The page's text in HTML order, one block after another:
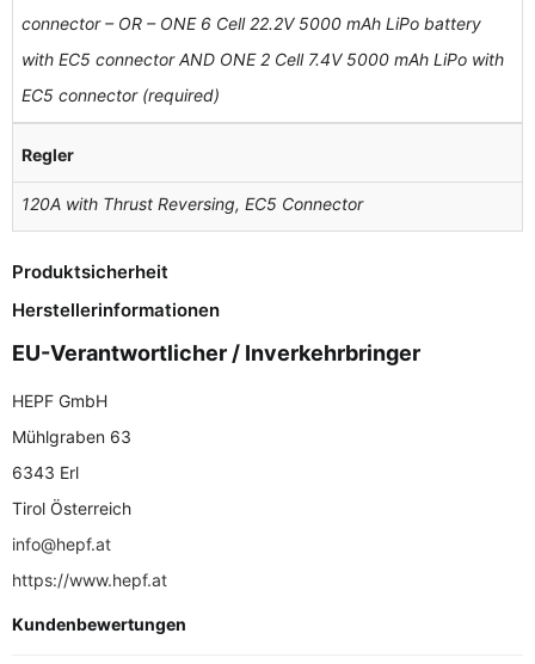
connector – OR – ONE 6 Cell 22.2V 5000 mAh LiPo battery
with EC5 connector AND ONE 2 Cell 7.4V 5000 mAh LiPo with
EC5 connector (required)
Regler
120A with Thrust Reversing, EC5 Connector
Produktsicherheit
Herstellerinformationen
EU-Verantwortlicher / Inverkehrbringer
HEPF GmbH
Mühlgraben 63
6343 Erl
Tirol Österreich
info@hepf.at
https://www.hepf.at
Kundenbewertungen